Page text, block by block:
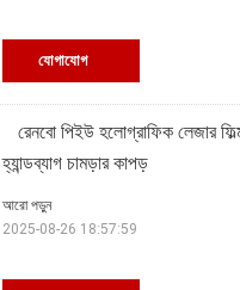
যোগাযোগ
রেনবো পিইউ হলোগ্রাফিক লেজার
হ্যান্ডব্যাগ চামড়ার কাপড়
আরো পড়ুন
2025-08-26 18:57:59